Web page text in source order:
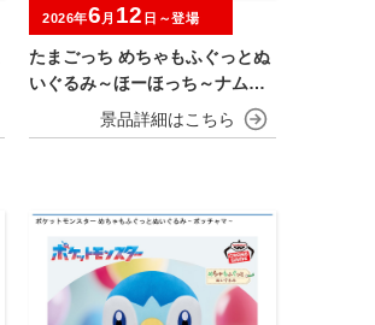
たまごっち めちゃもふぐっとぬ
いぐるみ～ほーほっち～ナムコ
キャンペーン
2026年6 月 12 日～登場